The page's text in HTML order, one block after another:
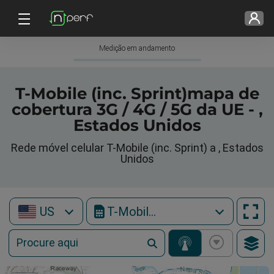
Medição em andamento
T-Mobile (inc. Sprint)mapa de
cobertura 3G / 4G / 5G da UE - ,
Estados Unidos
Rede móvel celular T-Mobile (inc. Sprint) a , Estados
Unidos
US T-Mobile (inc. Sprint)